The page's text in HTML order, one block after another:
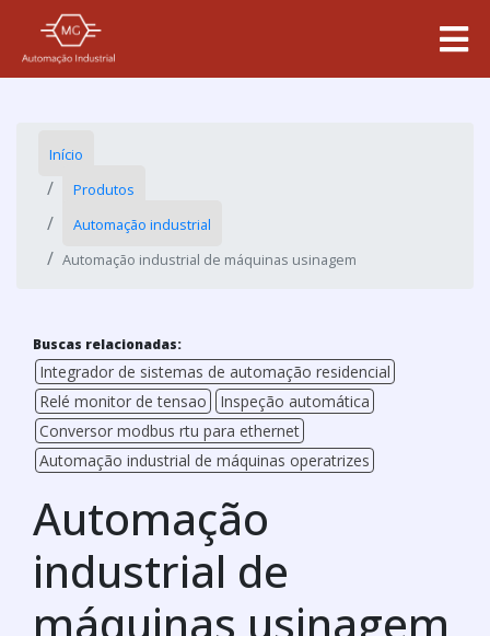
Início
Produtos
Automação industrial
Automação industrial de máquinas usinagem
Buscas relacionadas:
Integrador de sistemas de automação residencial
Relé monitor de tensao
Inspeção automática
Conversor modbus rtu para ethernet
Automação industrial de máquinas operatrizes
Automação
industrial de
máquinas usinagem